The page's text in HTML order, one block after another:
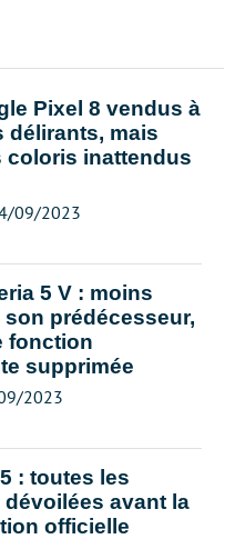
Pixel 8 vendus à
délirants, mais
coloris inattendus
09/2023
5 V : moins
prédécesseur,
fonction
supprimée
2023
: toutes les
avant la
officielle